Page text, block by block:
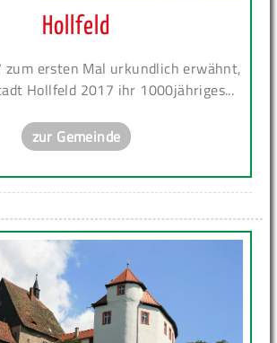
Hollfeld
zum ersten Mal urkundlich erwähnt,
Hollfeld 2017 ihr 1000jähriges...
zur Gemeinde